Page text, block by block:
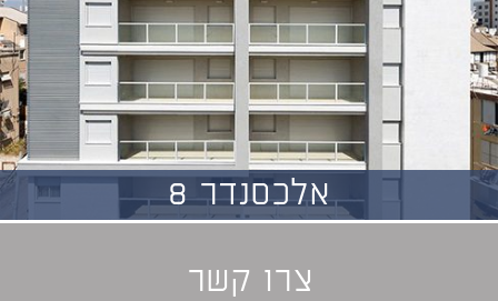
אלכסנדר 8
צרו קשר